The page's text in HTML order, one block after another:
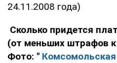
24.11.2008 года)
Сколько придется
(от меньших штрафов
Фото: "